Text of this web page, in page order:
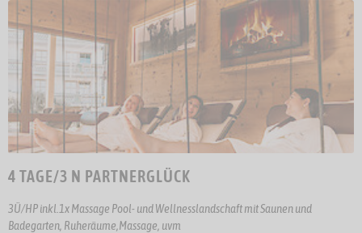
4 TAGE/3 N PARTNERGLÜCK
3Ü/HP inkl.1x Massage Pool- und Wellnesslandschaft mit Saunen und
Badegarten, Ruheräume,Massage, uvm